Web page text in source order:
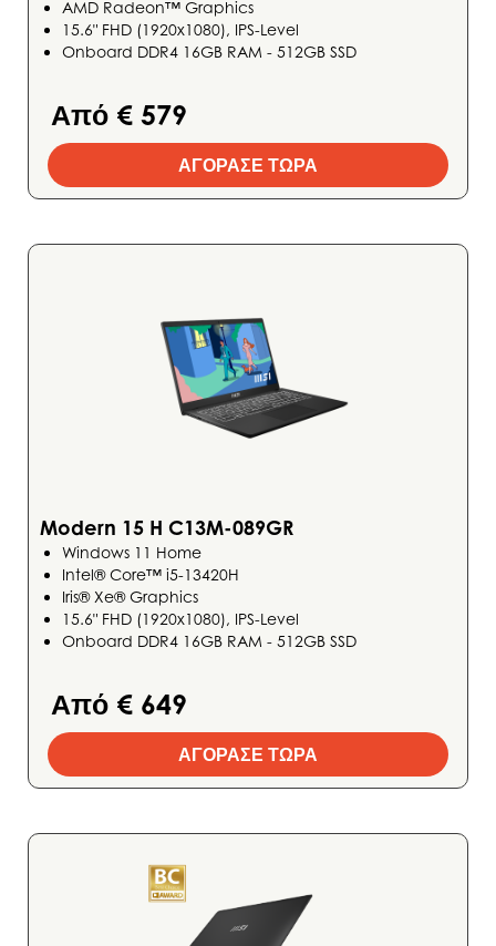
AMD Radeon™ Graphics
15.6" FHD (1920x1080), IPS-Level
Onboard DDR4 16GB RAM - 512GB SSD
Από € 579
ΑΓΟΡΑΣΕ ΤΩΡΑ
Modern 15 H C13M-089GR
Windows 11 Home
Intel® Core™ i5-13420H
Iris® Xe® Graphics
15.6" FHD (1920x1080), IPS-Level
Onboard DDR4 16GB RAM - 512GB SSD
Από € 649
ΑΓΟΡΑΣΕ ΤΩΡΑ